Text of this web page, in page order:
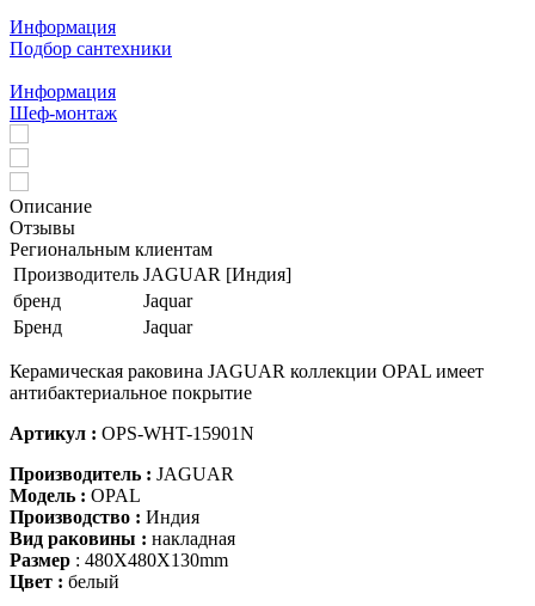
Информация
Подбор сантехники
Информация
Шеф-монтаж
Описание
Отзывы
Региональным клиентам
Производитель JAGUAR [Индия]
бренд
Jaquar
Бренд
Jaquar
Керамическая раковина JAGUAR коллекции OPAL имеет
антибактериальное покрытие
Артикул : OPS-WHT-15901N
Производитель : JAGUAR
Модель : OPAL
Производство : Индия
Вид раковины : накладная
Размер : 480X480X130mm
Цвет : белый